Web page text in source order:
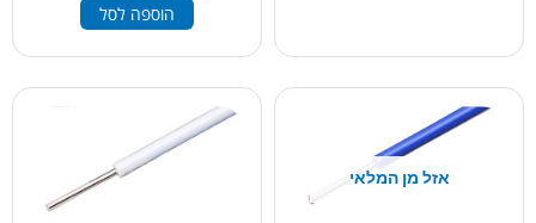
הוספה לסל
אזל מן המלאי